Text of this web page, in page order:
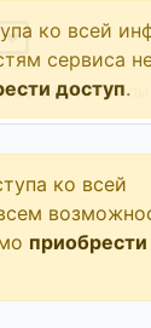
ко всей
сервиса
доступ.
ко всей
приобрести